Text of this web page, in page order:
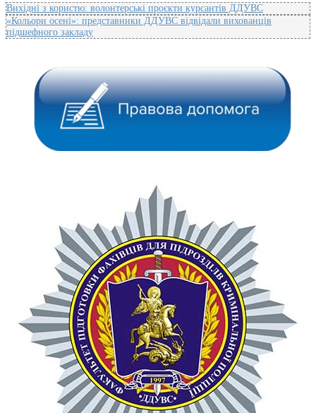
Вихідні з користю: волонтерські проєкти курсантів ДДУВС
«Кольори осені»: представники ДДУВС відвідали вихованців
підшефного закладу